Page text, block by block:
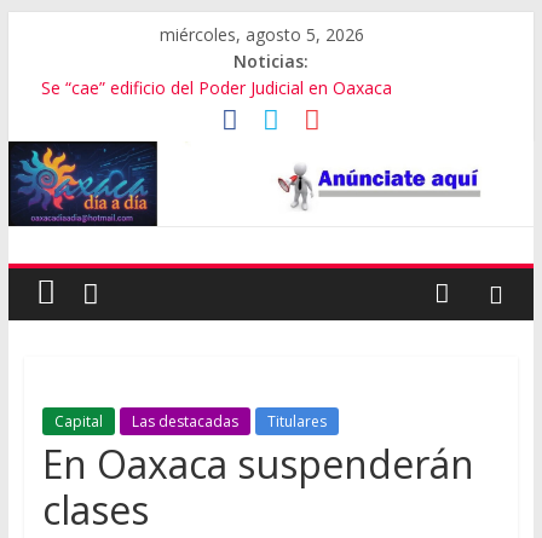
miércoles, agosto 5, 2026
Noticias:
Se “cae” edificio del Poder Judicial en Oaxaca
Exámenes fallidos en Oaxaca
Oaxaca se suma a la Jornada Nacional de Reforestación
Cómo cuidar el presupuesto familiar en el regreso a clases
Inaugura Salomón ExpoMar 2026
Capital Las destacadas Titulares
En Oaxaca suspenderán
clases